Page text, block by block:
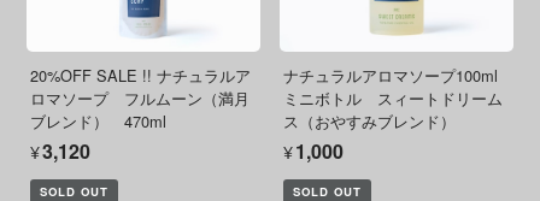
20%OFF SALE !! ナチュラルア
ロマソープ フルムーン（満月
ブレンド） 470ml
¥3,120
SOLD OUT
ナチュラルアロマソープ100ml
ミニボトル スィートドリーム
ス（おやすみブレンド）
¥1,000
SOLD OUT